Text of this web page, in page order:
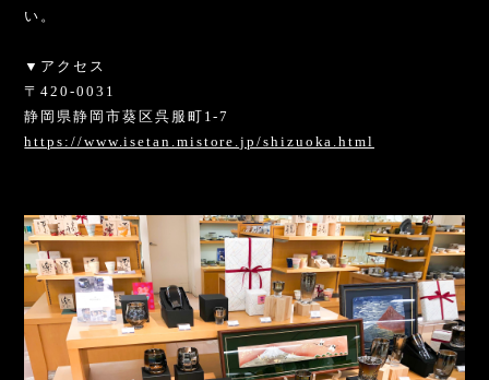
い。
▼アクセス
〒420-0031
静岡県静岡市葵区呉服町1-7
https://www.isetan.mistore.jp/shizuoka.html